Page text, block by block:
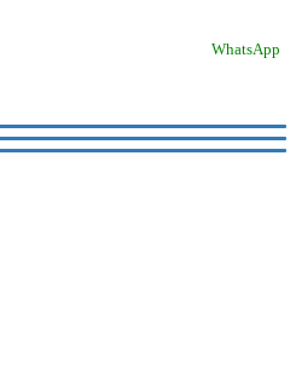
WhatsApp